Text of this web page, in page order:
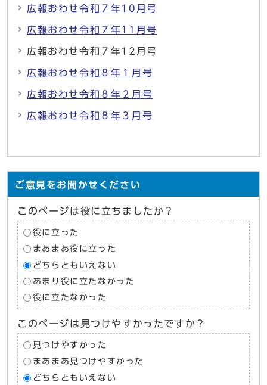
広報おわせ令和７年10月号
広報おわせ令和７年11月号
広報おわせ令和７年12月号
広報おわせ令和８年１月号
広報おわせ令和８年２月号
広報おわせ令和８年３月号
ご意見をお聞かせください
このページは役に立ちましたか？
役に立った
まあまあ役に立った
どちらともいえない
あまり役に立たなかった
役に立たなかった
このページは見つけやすかったですか？
見つけやすかった
まあまあ見つけやすかった
どちらともいえない